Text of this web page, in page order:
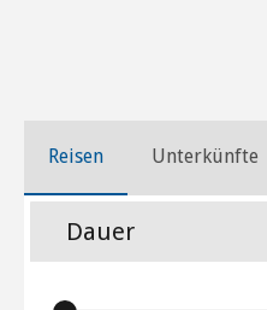
Reisen Unterkünfte
Dauer